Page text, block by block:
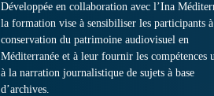
Développée en collaboration avec l’Ina
la formation vise à sensibiliser les participants
conservation du patrimoine audiovisuel en
Méditerranée et à leur fournir les compétences
à la narration journalistique de sujets à base
d’archives.